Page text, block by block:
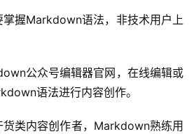
掌握Markdown语法，非技术用户上
公众号编辑器官网，在线编辑或
语法进行内容创作。
类内容创作者，Markdown熟练用